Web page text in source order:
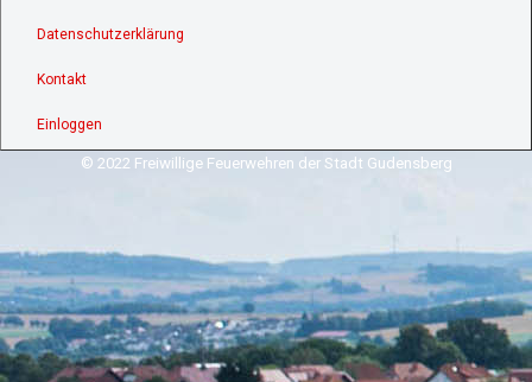
Datenschutzerklärung
Kontakt
Einloggen
© 2022 Freiwillige Feuerwehren der Stadt Gudensberg